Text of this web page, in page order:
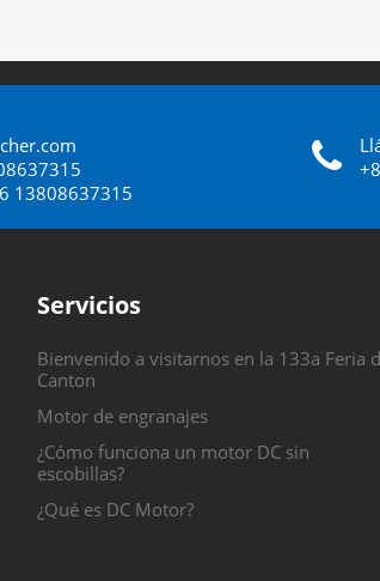
13808637315
Servicios
Bienvenido a visitarnos en la 133a Feria
Canton
Motor de engranajes
¿Cómo funciona un motor DC sin
escobillas?
¿Qué es DC Motor?